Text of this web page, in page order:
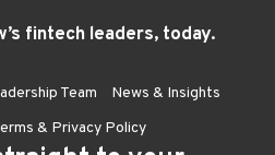
fintech leaders, today.
Team
News & Insights
& Privacy Policy